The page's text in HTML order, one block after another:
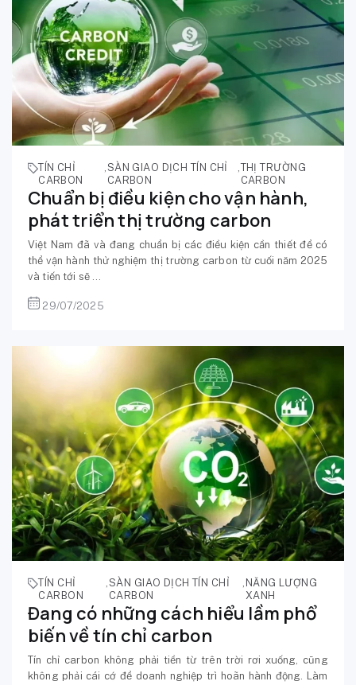
TÍN CHỈ
CARBON
,SÀN GIAO DỊCH TÍN CHỈ
CARBON
,THỊ TRƯỜNG
CARBON
Chuẩn bị điều kiện cho vận hành,
phát triển thị trường carbon
Việt Nam đã và đang chuẩn bị các điều kiện cần thiết để có
thể vận hành thử nghiệm thị trường carbon từ cuối năm 2025
và tiến tới sẽ ...
29/07/2025
TÍN CHỈ
CARBON
,SÀN GIAO DỊCH TÍN CHỈ
CARBON
, NĂNG LƯỢNG
XANH
Đang có những cách hiểu lầm phổ
biến về tín chỉ carbon
Tín chỉ carbon không phải tiền từ trên trời rơi xuống, cũng
không phải cái cớ để doanh nghiệp trì hoãn hành động. Làm